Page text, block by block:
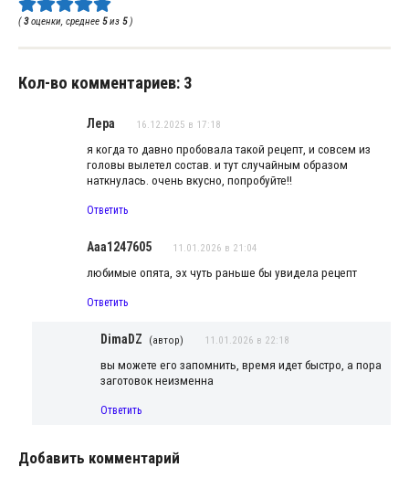
(3оценки, среднее 5из 5)
Кол-во комментариев: 3
Лера 16.12.2025 в 17:18
я когда то давно пробовала такой рецепт, и совсем из
головы вылетел состав. и тут случайным образом
наткнулась. очень вкусно, попробуйте!!
Ответить
Aaa1247605 11.01.2026 в 21:04
любимые опята, эх чуть раньше бы увидела рецепт
Ответить
DimaDZ (автор) 11.01.2026 в 22:18
вы можете его запомнить, время идет быстро, а пора
заготовок неизменна
Ответить
Добавить комментарий